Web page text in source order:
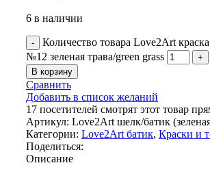
6 в наличии
Количество товара Love2Art
№12 зеленая трава/green grass
В корзину
Сравнить
Добавить в список желаний
17 посетителей смотрят этот товар
Артикул: Love2Art шелк/батик
Категории: Love2Art батик, Краски и
Поделиться:
Описание